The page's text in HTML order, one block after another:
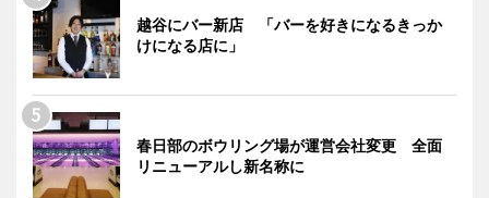
越谷にバー新店 「バーを好きになるきっか
けになる店に」
春日部のボウリング場が運営会社変更 全面
リニューアルし新名称に